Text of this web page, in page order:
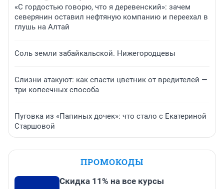
«С гордостью говорю, что я деревенский»: зачем
северянин оставил нефтяную компанию и переехал в
глушь на Алтай
Соль земли забайкальской. Нижегородцевы
Слизни атакуют: как спасти цветник от вредителей —
три копеечных способа
Пуговка из «Папиных дочек»: что стало с Екатериной
Старшовой
ПРОМОКОДЫ
Скидка 11% на все курсы